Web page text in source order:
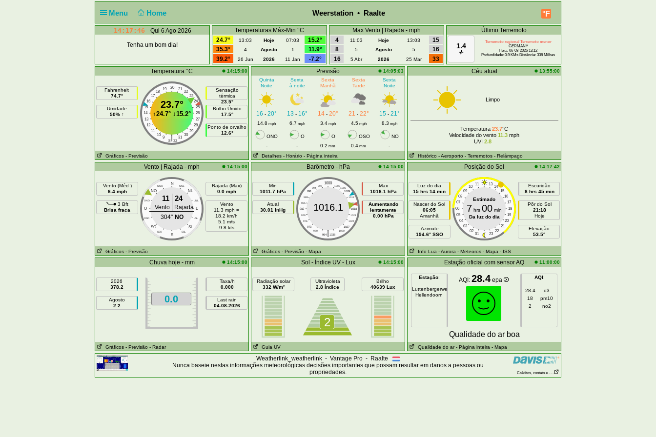
Menu Home °F
Weerstation • Raalte
14:17:46 Qui 6 Ago 2026
Tenha um bom dia!
Temperaturas Máx-Min °C
24.7°
13:03 Hoje 07:03
15.2°
35.3°
4 Agosto 1
11.9°
39.2°
26 Jun 2026 11 Jan -7.2°
Max Vento | Rajada - mph
4
11:03 Hoje 13:03
15
8
5 Agosto 5
16
16
5 Abr 2026 25 Mar 33
Último Terremoto
1.4
Terremoto regional Terremoto menor
GERMANY
Hora: 06-08-2026 13:12
Profundidade: 0.9 KMs Distância: 338 Milhas
Temperatura °C 14:15:00
Fahrenheit
74.7°
Umidade
50% ↑
20
19 21
18
22
17
23
16
24
15
25
14
26
13
27
12
28
11
29
10
30
9 31
|
8 32
23.7°
↑24.7° ↓15.2°
Sensação
térmica
23.5°
Bulbo Úmido
17.5°
Ponto de orvalho
12.6°
Gráficos - Previsão
Previsão
14:05:03
Quinta
Noite
Sexta
à noite
Sexta
Manhã
Sexta
Tarde
Sexta
Noite
16 - 20° 13 - 16° 14- 20° 21 - 22° 15- 21°
14.8 mph 6.7 mph 3.4mph 4.5mph 8.3 mph
ONO O O OSO
NO
-
- 0.2 mm 0.4 mm
-
Detalhes - Horário - Página inteira
Céu atual 13:55:00
Limpo
Temperatura 23.7°C
Velocidade do vento 11.3 mph
UVI 2.8
Histórico - Aeroporto - Terremotos - Relâmpago
Vento | Rajada - mph 14:15:00
Vento (Méd )
6.4 mph
3 Bft
Brisa fraca
N
NNO NNL
NO NL
ONO LNL
O E
OSO LSL
SO SL
SSO SSL
S
11 24
Vento
Rajada
304° NO
Rajada (Max)
0.0 mph
Vento
11.3 mph =
18.2 km/h
5.1 m/s
9.8 kts
Gráficos - Previsão
Barômetro - hPa 14:15:00
Min
1011.7 hPa
Atual
30.01 inHg
1000
997 1003
994
1006
991
1009
988
1012
985
1015
982
1018
979
1021
976
1024
973
1027
970
1030
|
964 1036
1016.1
Max
1016.1 hPa
Aumentando
lentamente
0.00 hPa
Gráficos - Previsão - Mapa
Posição do Sol 14:17:42
Luz do dia
15 hrs 14 min
Nascer do Sol
06:05
Amanhã
Azimute
194.6° SSO
11 13
10
14
09
15
08
16
07
17
06
18
05
19
04
20
03
21
02
22
01 23
Estimado
7 hrs 00 min
Da luz do dia
Escuridão
8 hrs 45 min
Pôr do Sol
21:18
Hoje
Elevação
53.5°
Info Lua - Aurora - Meteoros - Mapa - ISS
Chuva hoje - mm 14:15:00
2026
378.2
Agosto
2.2
0.0
Taxa/h
0.000
Last rain
04-08-2026
Gráficos - Previsão - Radar
Sol - Índice UV - Lux 14:15:00
Radiação solar
332 W/m²
Ultravioleta
2.8 Índice
2
Brilho
40639 Lux
Guia UV
Estação oficial com sensor AQ 11:00:00
Estação:
Luttenbergerweg
Hellendoorn
AQI: 28.4 epa AQI:
28.4
o3
18
pm10
2
no2
Qualidade do ar boa
Qualidade do ar - Página inteira - Mapa
Weatherlink_weatherlink - Vantage Pro - Raalte
Nunca baseie nestas informações meteorológicas decisões importantes que possam resultar em danos a pessoas ou
propriedades.
Créditos, contato e . . .